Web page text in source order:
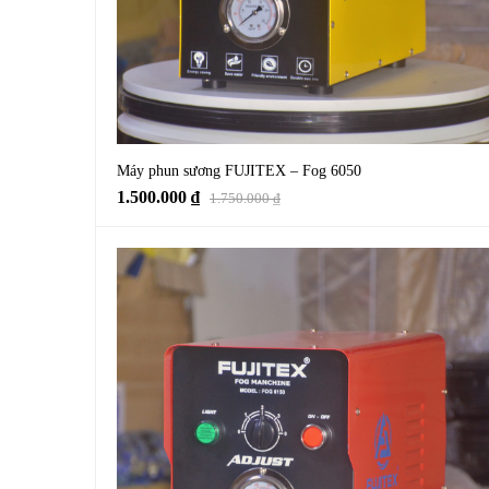
Máy phun sương FUJITEX – Fog 6050
1.750.000₫
Giá
là:
1.750.000 ₫.
1.500.000 ₫
Giá
tại
là:
1.500.000 ₫.